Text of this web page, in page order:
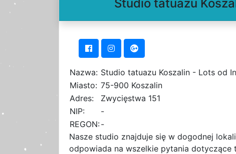
Studio tatuazu
Nazwa: Studio tatuazu Koszalin - Lots od
Miasto: 75-900 Koszalin
Adres:
Zwycięstwa 151
NIP:
-
REGON:-
Nasze studio znajduje się w dogodnej
odpowiada na wszelkie pytania dotyczące